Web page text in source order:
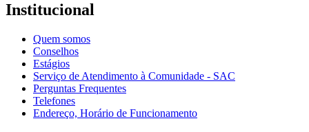
Institucional
Quem somos
Conselhos
Estágios
Serviço de Atendimento à Comunidade - SAC
Perguntas Frequentes
Telefones
Endereço, Horário de Funcionamento